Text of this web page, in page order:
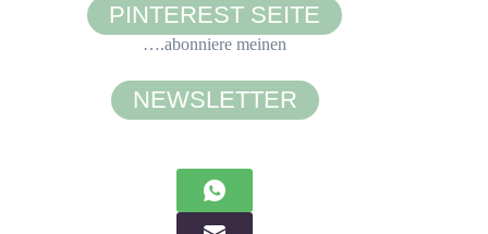
PINTEREST SEITE
….abonniere meinen
NEWSLETTER